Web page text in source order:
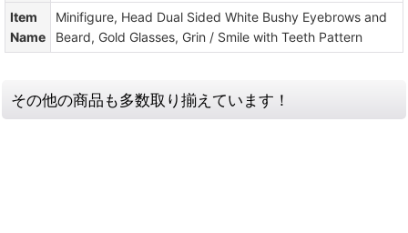
Item
Name
Minifigure, Head Dual Sided White Bushy Eyebrows and
Beard, Gold Glasses, Grin / Smile with Teeth Pattern
その他の商品も多数取り揃えています！